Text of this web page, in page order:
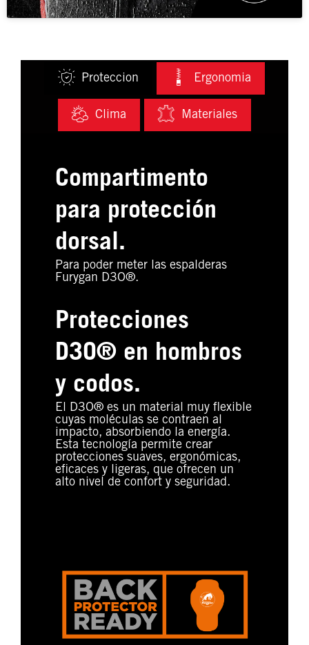
Proteccion Ergonomia
Clima Materiales
Compartimento
para protección
dorsal.
Para poder meter las espalderas
Furygan D3O®.
Protecciones
D3O® en hombros
y codos.
El D3O® es un material muy flexible
cuyas moléculas se contraen al
impacto, absorbiendo la energía.
Esta tecnología permite crear
protecciones suaves, ergonómicas,
eficaces y ligeras, que ofrecen un
alto nivel de confort y seguridad.